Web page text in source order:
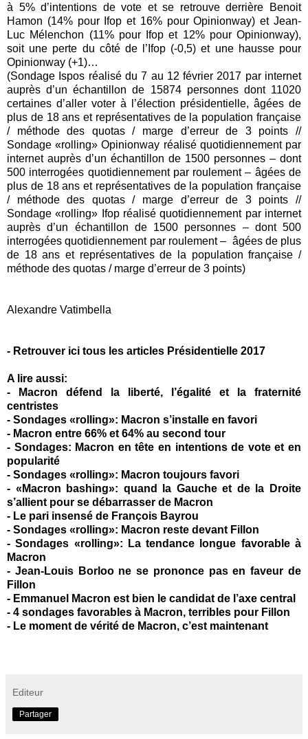
à 5% d’intentions de vote et se retrouve derrière Benoit
Hamon (14% pour Ifop et 16% pour Opinionway) et Jean-
Luc Mélenchon (11% pour Ifop et 12% pour Opinionway),
soit une perte du côté de l’Ifop (-0,5) et une hausse pour
Opinionway (+1)…
(Sondage Ispos réalisé du 7 au 12 février 2017 par internet
auprès d’un échantillon de 15874 personnes dont 11020
certaines d’aller voter à l’élection présidentielle, âgées de
plus de 18 ans et représentatives de la population française
/ méthode des quotas / marge d’erreur de 3 points //
Sondage «rolling» Opinionway réalisé quotidiennement par
internet auprès d’un échantillon de 1500 personnes – dont
500 interrogées quotidiennement par roulement – âgées de
plus de 18 ans et représentatives de la population française
/ méthode des quotas / marge d’erreur de 3 points //
Sondage «rolling» Ifop réalisé quotidiennement par internet
auprès d’un échantillon de 1500 personnes – dont 500
interrogées quotidiennement par roulement – âgées de plus
de 18 ans et représentatives de la population française /
méthode des quotas / marge d’erreur de 3 points)
Alexandre Vatimbella
- Retrouver ici tous les articles Présidentielle 2017
A lire aussi:
-
Macron défend la liberté, l’égalité et la fraternité
centristes
- Sondages «rolling»: Macron s’installe en favori
- Macron entre 66% et 64% au second tour
- Sondages: Macron en tête en intentions de vote et en
popularité
- Sondages «rolling»: Macron toujours favori
- «Macron bashing»: quand la Gauche et de la Droite
s’allient pour se débarrasser de Macron
- Le pari insensé de François Bayrou
- Sondages «rolling»: Macron reste devant Fillon
-Sondages «rolling»: La tendance longue favorable à
Macron
- Jean-Louis Borloo ne se prononce pas en faveur de
Fillon
- Emmanuel Macron est bien le candidat de l’axe central
- 4 sondages favorables à Macron, terribles pour Fillon
- Le moment de vérité de Macron, c’est maintenant
Editeur
Partager